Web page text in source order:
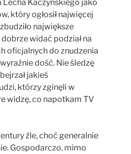
Kaczyńskiego jako
który ogłosił najwięcej
największe
widać podział na
oficjalnych do znudzenia
dość. Nie śledzę
jakieś
którzy zginęli w
widzę, co napotkam TV
źle, choć generalnie
Gospodarczo, mimo